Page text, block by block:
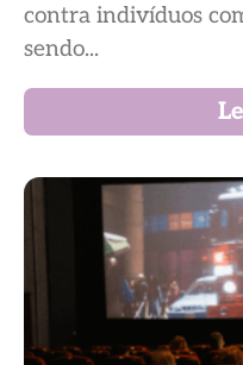
contra indivíduos
sendo...